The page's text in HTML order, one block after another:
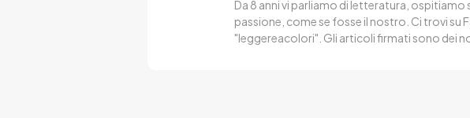
Da 8 anni vi parliamo di letteratura,
passione, come se fosse il nostro. Ci trovi su
"leggereacolori". Gli articoli firmati sono dei